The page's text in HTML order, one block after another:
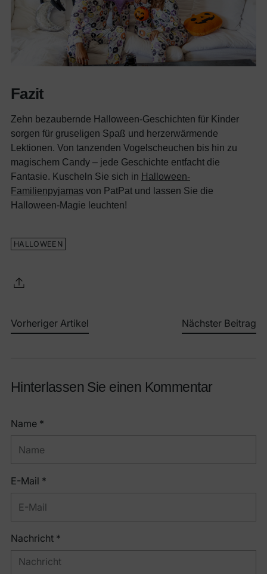
Fazit
Zehn bezaubernde Halloween-Geschichten für Kinder
sorgen für gruseligen Spaß und herzerwärmende
Lektionen. Von tanzenden Vogelscheuchen bis hin zu
magischem Candy – jede Geschichte entfacht die
Fantasie. Kuscheln Sie sich in Halloween-
Familienpyjamas von PatPat und lassen Sie die
Halloween-Magie leuchten!
HALLOWEEN
Vorheriger Artikel Nächster Beitrag
Hinterlassen Sie einen Kommentar
Name *
E-Mail *
Nachricht *